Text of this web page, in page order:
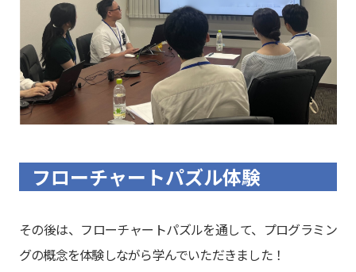
フローチャートパズル体験
その後は、フローチャートパズルを通して、プログラミン
グの概念を体験しながら学んでいただきました！